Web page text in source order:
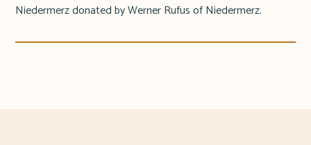
Niedermerz donated by Werner Rufus of Niedermerz.